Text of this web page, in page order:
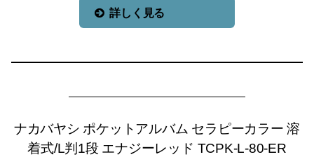
詳しく見る
ナカバヤシ ポケットアルバム セラピーカラー 溶
着式/L判1段 エナジーレッド TCPK-L-80-ER